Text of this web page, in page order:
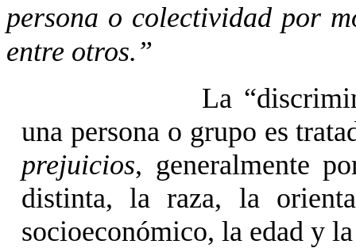
persona o colectividad por
entre otros.”
La
una persona o grupo es
prejuicios, generalmente
distinta, la raza, la
socioeconómico, la edad y